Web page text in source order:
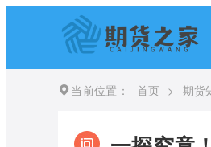
当前位置： 首页 > 期货